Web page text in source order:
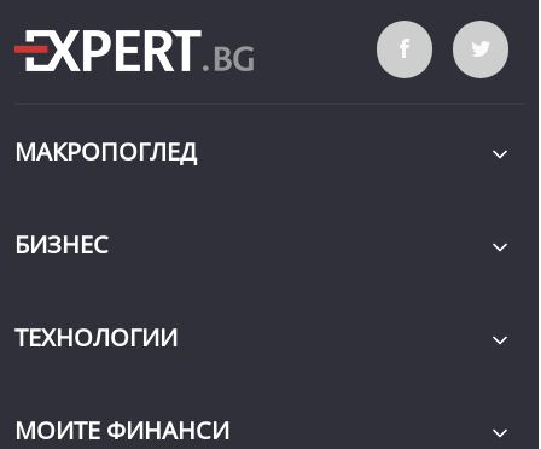
МАКРОПОГЛЕД
БИЗНЕС
ТЕХНОЛОГИИ
МОИТЕ ФИНАНСИ